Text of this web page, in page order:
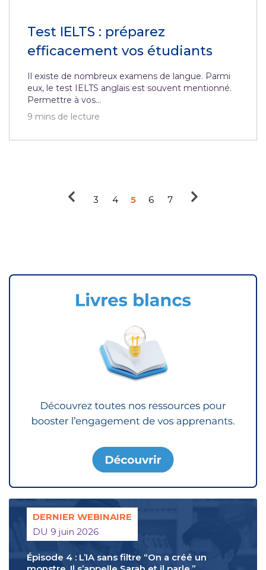
Test IELTS : préparez
efficacement vos étudiants
Il existe de nombreux examens de langue. Parmi
eux, le test IELTS anglais est souvent mentionné.
Permettre à vos...
9 mins de lecture
3 4 5 6 7
DERNIER WEBINAIRE
DU 9 juin 2026
Épisode 4 : L’IA sans filtre “On a créé un